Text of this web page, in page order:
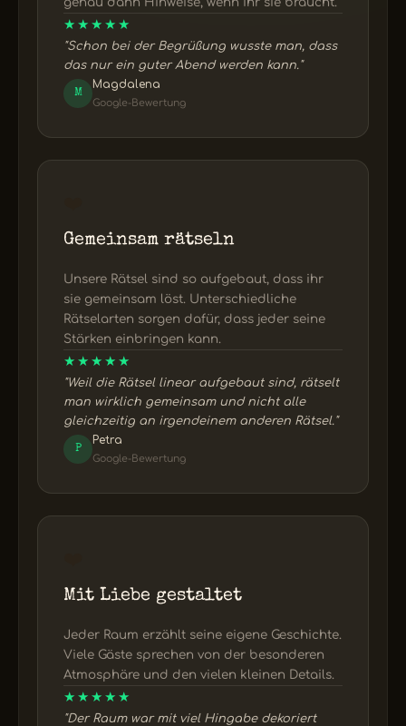
★★★★★
"Schon bei der Begrüßung wusste man, dass
das nur ein guter Abend werden kann."
M
Magdalena
Google-Bewertung
Gemeinsam rätseln
Unsere Rätsel sind so aufgebaut, dass ihr
sie gemeinsam löst. Unterschiedliche
Rätselarten sorgen dafür, dass jeder seine
Stärken einbringen kann.
★★★★★
"Weil die Rätsel linear aufgebaut sind, rätselt
man wirklich gemeinsam und nicht alle
gleichzeitig an irgendeinem anderen Rätsel."
P
Petra
Google-Bewertung
Mit Liebe gestaltet
Jeder Raum erzählt seine eigene Geschichte.
Viele Gäste sprechen von der besonderen
Atmosphäre und den vielen kleinen Details.
★★★★★
"Der Raum war mit viel Hingabe dekoriert